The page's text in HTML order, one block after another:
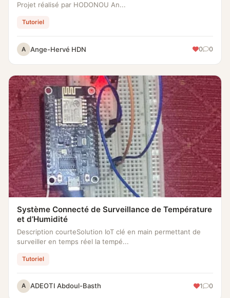
Projet réalisé par HODONOU An...
Tutoriel
A Ange-Hervé HDN 0 0
Système Connecté de Surveillance de Température
et d’Humidité
Description courteSolution IoT clé en main permettant de
surveiller en temps réel la tempé...
Tutoriel
A ADEOTI Abdoul-Basth 1 0